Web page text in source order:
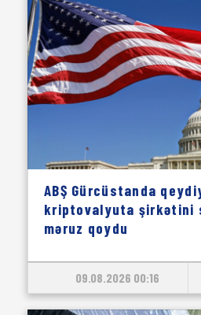
ABŞ Gürcüstanda
kriptovalyuta şirkətini
məruz qoydu
09.08.2026 00:16